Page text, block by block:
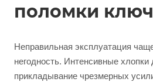
поломки
Неправильная эксплуатация
негодность. Интенсивные
прикладывание чрезмерных